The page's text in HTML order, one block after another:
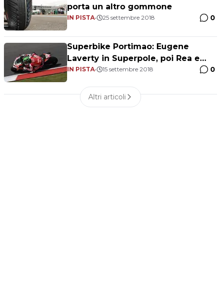
porta un altro gommone
IN PISTA• 25 settembre 2018 0
Superbike Portimao: Eugene
Laverty in Superpole, poi Rea e
Melandri
IN PISTA• 15 settembre 2018 0
Altri articoli